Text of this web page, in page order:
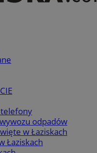
odpadów
w Łaziskach
Łaziskach